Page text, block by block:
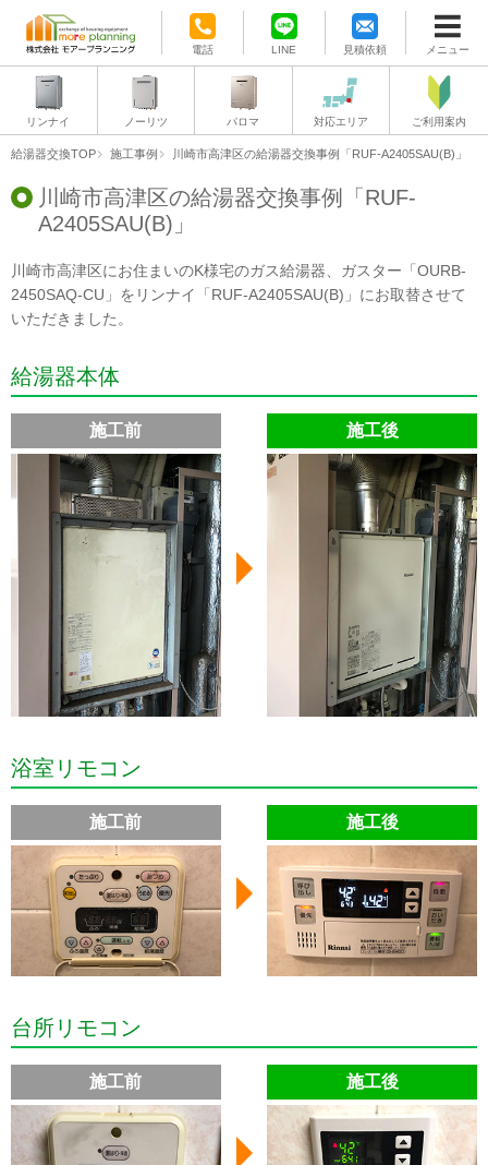
電話 LINE 見積依頼 メニュー
リンナイ ノーリツ パロマ 対応エリア ご利用案内
給湯器交換TOP 施工事例 川崎市高津区の給湯器交換事例「RUF-A2405SAU(B)」
川崎市高津区の給湯器交換事例「RUF-
A2405SAU(B)」
川崎市高津区にお住まいのK様宅のガス給湯器、ガスター「OURB-
2450SAQ-CU」をリンナイ「RUF-A2405SAU(B)」にお取替させて
いただきました。
給湯器本体
施工前 施工後
浴室リモコン
施工前 施工後
台所リモコン
施工前 施工後